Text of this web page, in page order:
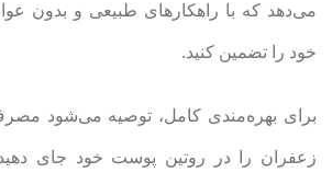
می‌دهد که با راهکارهای طبیعی و بدون
خود را تضمین کنید.
برای بهره‌مندی کامل، توصیه می‌شود
زعفران را در روتین پوست خود جای